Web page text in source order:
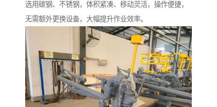
选用碳钢、不锈钢，体积紧凑、移动灵活，操作便捷，
无需额外更换设备，大幅提升作业效率。